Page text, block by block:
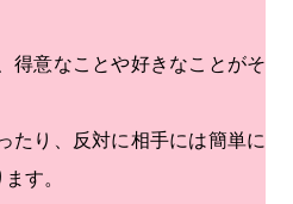
得意なことや好きなことがそ
たり、反対に相手には簡単に
す。